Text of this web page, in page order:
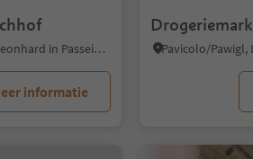
Schweinsteg/Passo, St.Leonhard in Passeier/San Leonardo in Passiria, Meran/Merano and environs
informatie